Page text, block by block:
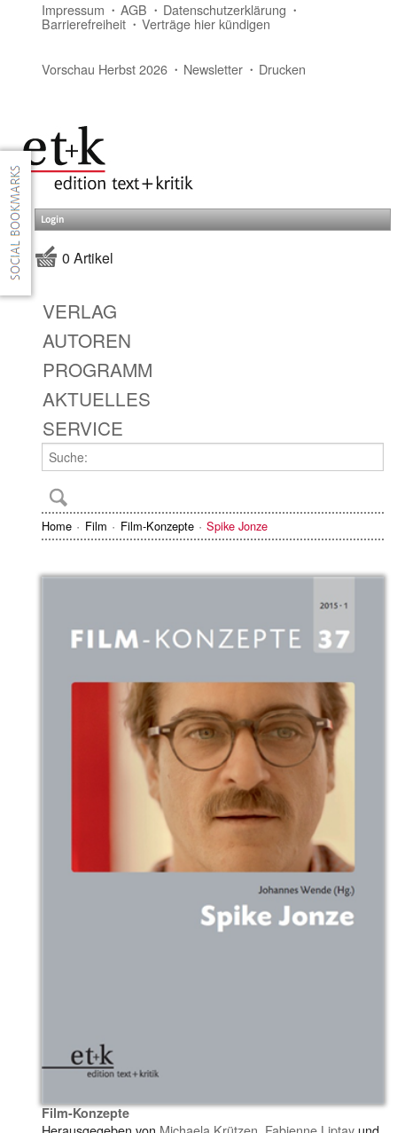
Impressum AGB Datenschutzerklärung
Barrierefreiheit Verträge hier kündigen
Vorschau Herbst 2026 Newsletter Drucken
Login
0 Artikel
VERLAG
AUTOREN
PROGRAMM
AKTUELLES
SERVICE
Home Film Film-Konzepte Spike Jonze
Film-Konzepte